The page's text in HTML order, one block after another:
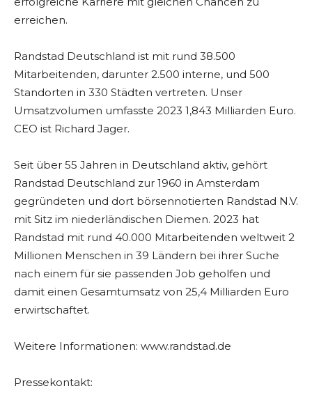
erreichen.
Randstad Deutschland ist mit rund 38.500
Mitarbeitenden, darunter 2.500 interne, und 500
Standorten in 330 Städten vertreten. Unser
Umsatzvolumen umfasste 2023 1,843 Milliarden Euro.
CEO ist Richard Jager.
Seit über 55 Jahren in Deutschland aktiv, gehört
Randstad Deutschland zur 1960 in Amsterdam
gegründeten und dort börsennotierten Randstad N.V.
mit Sitz im niederländischen Diemen. 2023 hat
Randstad mit rund 40.000 Mitarbeitenden weltweit 2
Millionen Menschen in 39 Ländern bei ihrer Suche
nach einem für sie passenden Job geholfen und
damit einen Gesamtumsatz von 25,4 Milliarden Euro
erwirtschaftet.
Weitere Informationen: www.randstad.de
Pressekontakt: